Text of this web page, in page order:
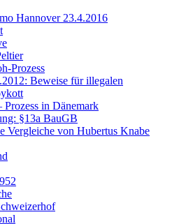
Hannover 23.4.2016
Prozess
Beweise für illegalen
in Dänemark
§13a BauGB
Vergleiche von Hubertus Knabe